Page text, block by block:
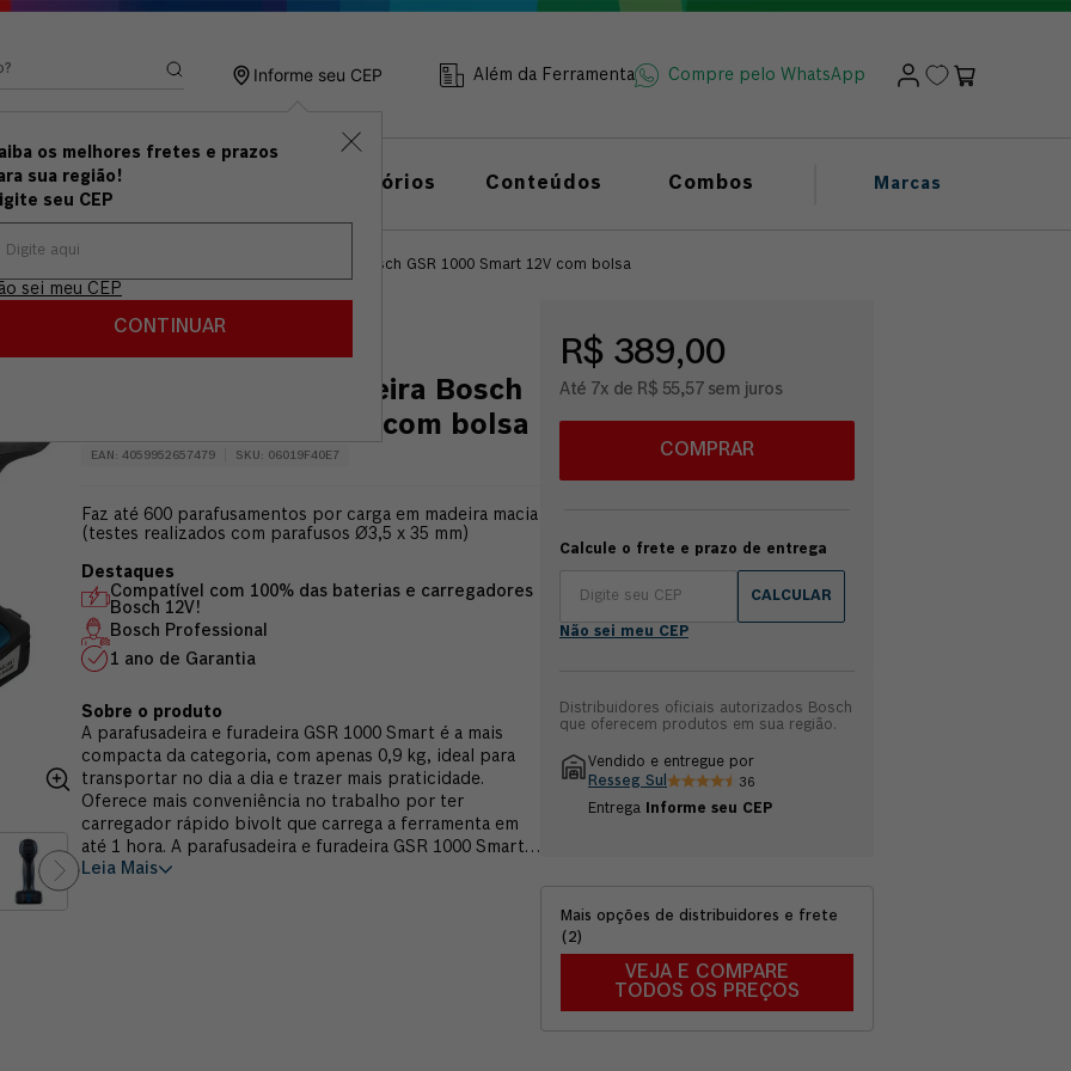
Informe seu CEP
os melhores fretes e prazos
sua região!
seu CEP
sei meu CEP
CONTINUAR
Além da Ferramenta Compre pelo WhatsApp
Acessórios Conteúdos Combos Marcas
Parafusadeira Furadeira Bosch GSR 1000 Smart 12V com bolsa
Parafusadeira Furadeira Bosch
GSR 1000 Smart 12V com bolsa
EAN : 4059952657479 SKU : 06019F40E7
Faz até 600 parafusamentos por carga em madeira macia
(testes realizados com parafusos Ø3,5 x 35 mm)
Compatível com 100% das baterias e carregadores
Bosch 12V!
Bosch Professional
1 ano de Garantia
A parafusadeira e furadeira GSR 1000 Smart é a mais
compacta da categoria, com apenas 0,9 kg, ideal para
transportar no dia a dia e trazer mais praticidade.
Oferece mais conveniência no trabalho por ter
carregador rápido bivolt que carrega a ferramenta em
até 1 hora. A parafusadeira e furadeira GSR 1000 Smart
possui fácil controle de velocidade, luz de led que
Leia Mais
R$ 389,00
Até 7x de R$ 55,57 sem juros
COMPRAR
Calcule o frete e prazo de entrega
CALCULAR
Não sei meu CEP
Distribuidores oficiais autorizados Bosch
que oferecem produtos em sua região.
Vendido e entregue por
Resseg Sul
36
Entrega Informe seu CEP
Mais opções de distribuidores e frete
( 2)
VEJA E COMPARE
TODOS OS PREÇOS